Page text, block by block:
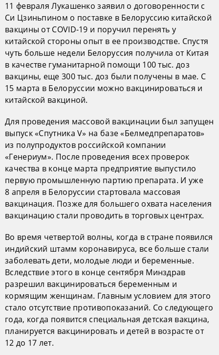
11 февраля Лукашенко заявил о договоренности с
Си Цзиньпином о поставке в Белоруссию китайской
вакцины от COVID-19 и поручил перенять у
китайской стороны опыт в ее производстве. Спустя
чуть больше недели Белоруссия получила от Китая
в качестве гуманитарной помощи 100 тыс. доз
вакцины, еще 300 тыс. доз были получены в мае. С
15 марта в Белоруссии можно вакцинироваться и
китайской вакциной.
Для проведения массовой вакцинации был запущен
выпуск «Спутника V» на базе «Белмедпрепаратов»
из полупродуктов российской компании
«Генериум». После проведения всех проверок
качества в конце марта предприятие выпустило
первую промышленную партию препарата. И уже
8 апреля в Белоруссии стартовала массовая
вакцинация. Позже для большего охвата населения
вакцинацию стали проводить в торговых центрах.
Во время четвертой волны, когда в стране появился
индийский штамм коронавируса, все больше стали
заболевать дети, молодые люди и беременные.
Вследствие этого в конце сентября Минздрав
разрешил вакцинироваться беременным и
кормящим женщинам. Главным условием для этого
стало отсутствие противопоказаний. Со следующего
года, когда появится специальная детская вакцина,
планируется вакцинировать и детей в возрасте от
12 до 17 лет.